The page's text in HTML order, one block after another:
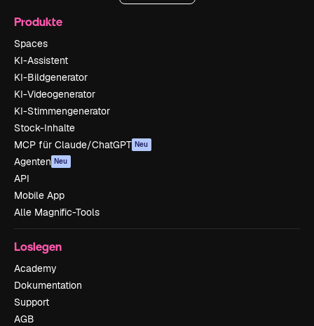
Produkte
Spaces
KI-Assistent
KI-Bildgenerator
KI-Videogenerator
KI-Stimmengenerator
Stock-Inhalte
MCP für Claude/ChatGPT Neu
Agenten Neu
API
Mobile App
Alle Magnific-Tools
Loslegen
Academy
Dokumentation
Support
AGB